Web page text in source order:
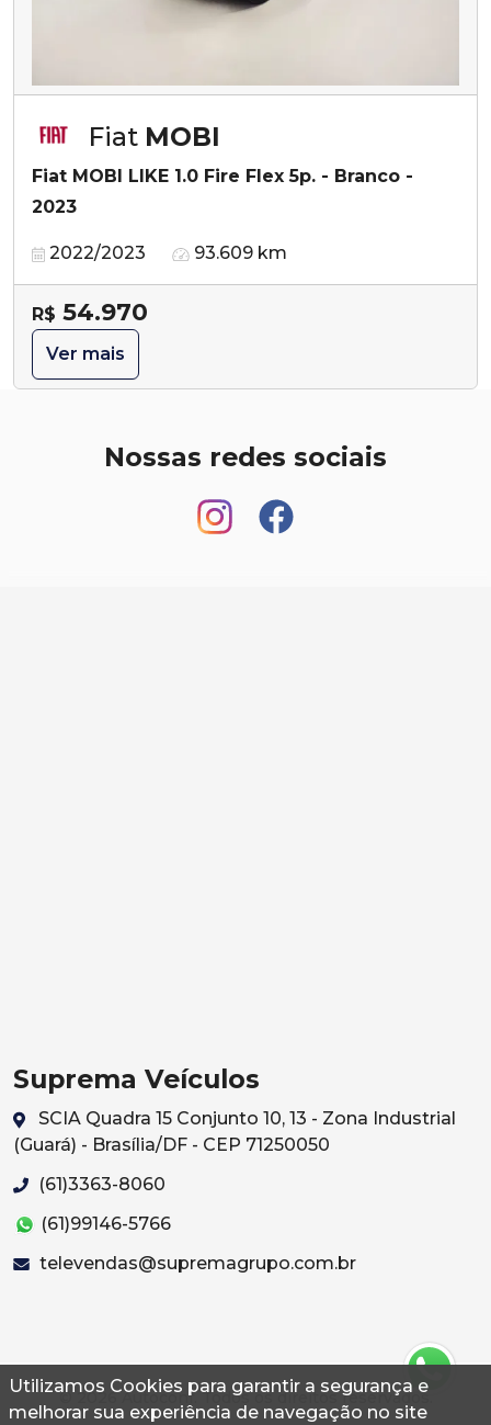
Utilizamos Cookies para garantir a segurança e
melhorar sua experiência de navegação no site
Fiat MOBI
Fiat MOBI LIKE 1.0 Fire Flex 5p. - Branco -
2023
2022/2023 93.609 km
R$ 54.970
Ver mais
Nossas redes sociais
Suprema Veículos
SCIA Quadra 15 Conjunto 10, 13 - Zona Industrial
(Guará) - Brasília/DF - CEP 71250050
(61)3363-8060
(61)99146-5766
televendas@supremagrupo.com.br
© 2026 Autoconf. Todos os direitos reservados.